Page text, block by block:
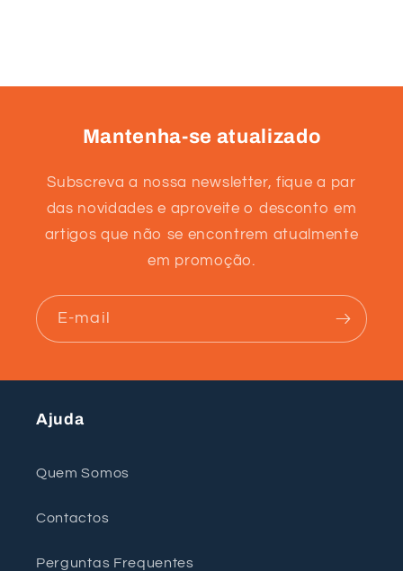
Mantenha-se atualizado
Subscreva a nossa newsletter, fique a par
das novidades e aproveite o desconto em
artigos que não se encontrem atualmente
em promoção.
E-mail
Ajuda
Quem Somos
Contactos
Perguntas Frequentes